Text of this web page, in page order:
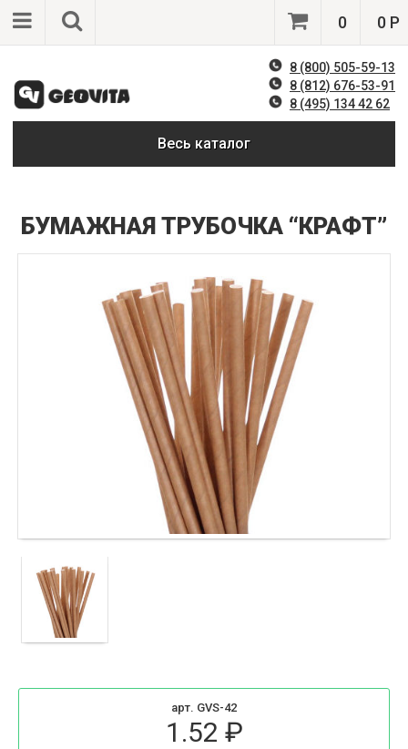
0 0 Р
8 (800) 505-59-13
8 (812) 676-53-91
8 (495) 134 42 62
Весь каталог
БУМАЖНАЯ ТРУБОЧКА “КРАФТ”
арт. GVS-42
1.52 ₽